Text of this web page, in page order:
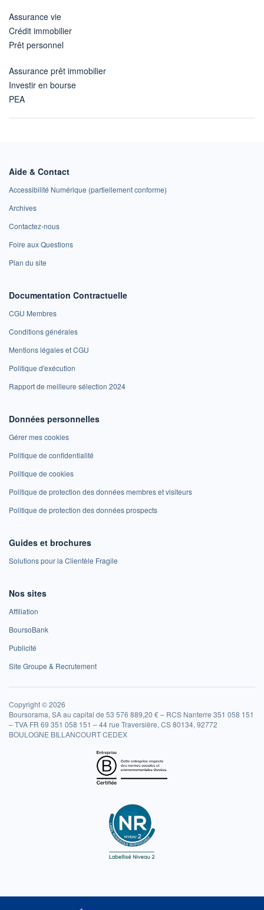
Assurance vie
Crédit immobilier
Prêt personnel
Assurance prêt immobilier
Investir en bourse
PEA
Aide & Contact
Accessibilité Numérique (partiellement conforme)
Archives
Contactez-nous
Foire aux Questions
Plan du site
Documentation Contractuelle
CGU Membres
Conditions générales
Mentions légales et CGU
Politique d'exécution
Rapport de meilleure sélection 2024
Données personnelles
Gérer mes cookies
Politique de confidentialité
Politique de cookies
Politique de protection des données membres et visiteurs
Politique de protection des données prospects
Guides et brochures
Solutions pour la Clientèle Fragile
Nos sites
Affiliation
BoursoBank
Publicité
Site Groupe & Recrutement
Copyright © 2026
Boursorama, SA au capital de 53 576 889,20 € – RCS Nanterre 351 058 151
– TVA FR 69 351 058 151 – 44 rue Traversière, CS 80134, 92772
BOULOGNE BILLANCOURT CEDEX